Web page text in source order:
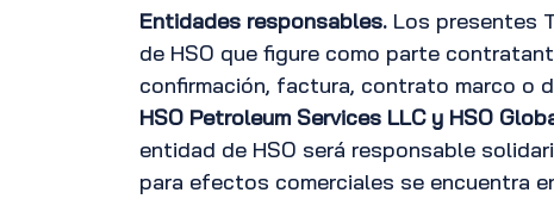
Entidades responsables. Los presentes
de HSO que figure como parte
confirmación, factura, contrato marco o
HSO Petroleum Services LLC y HSO
entidad de HSO será responsable
para efectos comerciales se encuentra